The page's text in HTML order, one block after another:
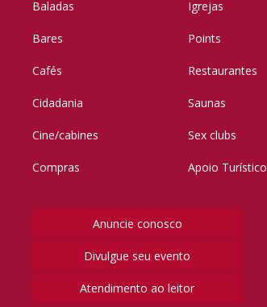
Baladas
Bares
Cafés
Cidadania
Cine/cabines
Compras
Igrejas
Points
Restaurantes
Saunas
Sex clubs
Apoio Turístico
Anuncie conosco
Divulgue seu evento
Atendimento ao leitor